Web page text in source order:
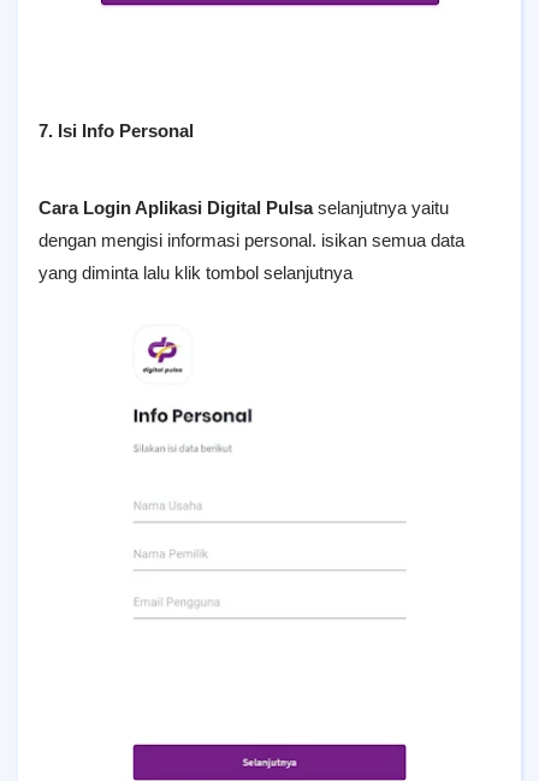
7. Isi Info Personal
Cara Login Aplikasi Digital Pulsaselanjutnya yaitu
dengan mengisi informasi personal. isikan semua data
yang diminta lalu klik tombol selanjutnya